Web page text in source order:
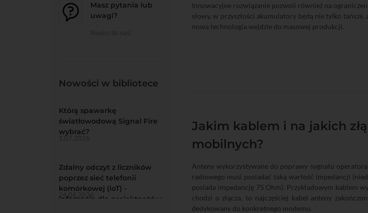
Innowacyjne rozwiązanie pozwoli również na
słowy, w przyszłości akumulatory będą nie tylko
nowa technologia wejdzie do masowej produkcji.
Jakim kablem i na jakich
mobilnych?
Anteny wykorzystywane do poprawy sygnału
radiowego musi posiadać taką wartość impedancji
posiada impedancję 75 Ohm). Przykładowym kablem
chodzi o złącza, to najczęściej kabel anteny
dedykowany do konkretnego modemu.
Masz pytania lub
uwagi?
Nowości w bibliotece
Którą spawarkę
światłowodową Signal Fire
wybrać?
1.07.2026
Zdalny odczyt z liczników
poprzez sieć telefonii
komórkowej (ioT) -
infomacje dla projektantów
24.04.2026